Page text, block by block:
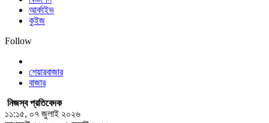
আর্কাইভ
কুইজ
Follow
শেয়ারবাজার
বাজার
নিজস্ব প্রতিবেদক
১১:১৫, ০৭ জুলাই ২০২৬